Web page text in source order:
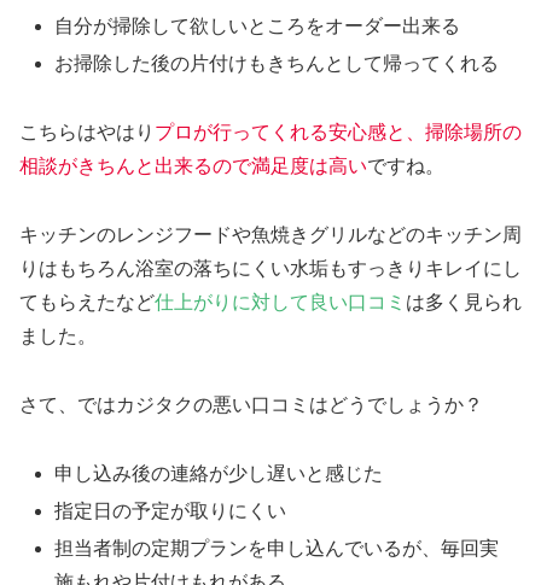
自分が掃除して欲しいところをオーダー出来る
お掃除した後の片付けもきちんとして帰ってくれる
こちらはやはり プロが行ってくれる安心感と、掃除場所の
相談がきちんと出来るので満足度は高いですね。
キッチンのレンジフードや魚焼きグリルなどのキッチン周
りはもちろん浴室の落ちにくい水垢もすっきりキレイにし
てもらえたなど仕上がりに対して良い口コミ は多く見られ
ました。
さて、ではカジタクの悪い口コミはどうでしょうか？
申し込み後の連絡が少し遅いと感じた
指定日の予定が取りにくい
担当者制の定期プランを申し込んでいるが、毎回実